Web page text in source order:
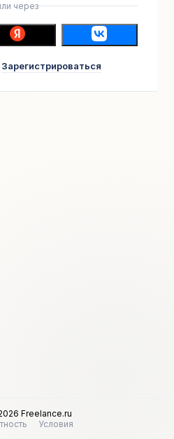
через
Зарегистрироваться
Freelance.ru
Условия